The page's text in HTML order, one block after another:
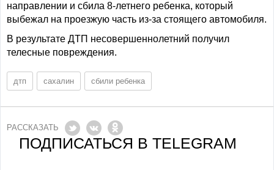
направлении и сбила 8-летнего ребенка, который
выбежал на проезжую часть из-за стоящего автомобиля.
В результате ДТП несовершеннолетний получил
телесные повреждения.
дтп сахалин сбили ребенка
РАССКАЗАТЬ
ПОДПИСАТЬСЯ В TELEGRAM